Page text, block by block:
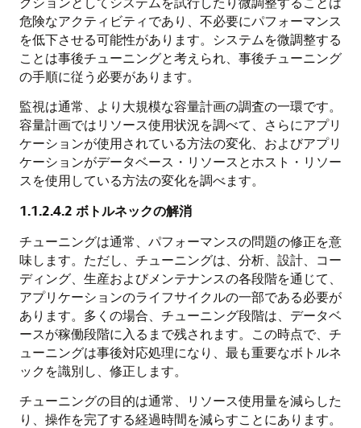
危険なアクティビティであり、不必要にパフォーマンス
を低下させる可能性があります。システムを微調整する
ことは事後チューニングと考えられ、事後チューニング
の手順に従う必要があります。
監視は通常、より大規模な容量計画の調査の一環です。
容量計画ではリソース使用状況を調べて、さらにアプリ
ケーションが使用されている方法の変化、およびアプリ
ケーションがデータベース・リソースとホスト・リソー
スを使用している方法の変化を調べます。
1.1.2.4.2 ボトルネックの解消
チューニングは通常、パフォーマンスの問題の修正を意
味します。ただし、チューニングは、分析、設計、コー
ディング、生産およびメンテナンスの各段階を通じて、
アプリケーションのライフサイクルの一部である必要が
あります。多くの場合、チューニング段階は、データベ
ースが稼働段階に入るまで残されます。この時点で、チ
ューニングは事後対応処理になり、最も重要なボトルネ
ックを識別し、修正します。
チューニングの目的は通常、リソース使用量を減らした
り、操作を完了する経過時間を減らすことにあります。